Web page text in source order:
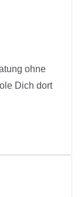
ohne
Dich dort